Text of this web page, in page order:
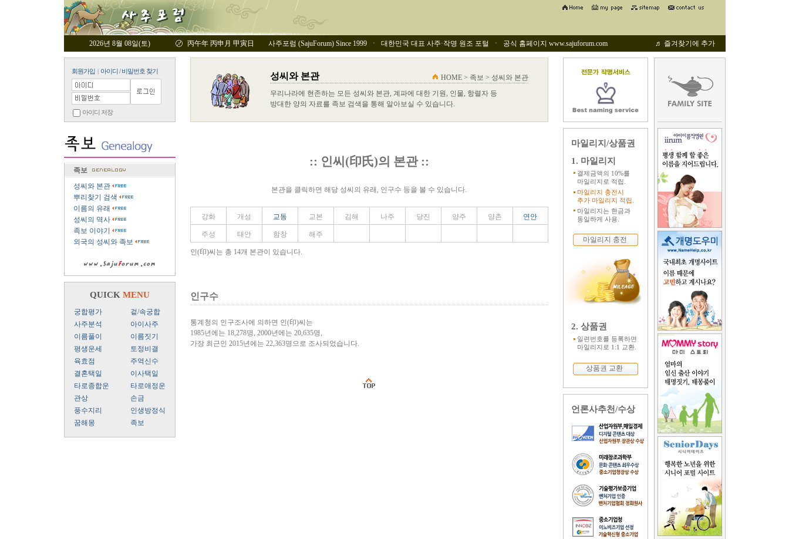
2026년 8월 08일(토) 丙午年 丙申月 甲寅日 사주포럼 (SajuForum) Since 1999 ㆍ 대한민국 대표 사주·작명 원조 포털 ㆍ 공식 홈페이지 www.sajuforum.com ♬ 즐겨찾기에 추가
회원가입| 아이디 / 비밀번호 찾기
아이디 저장
족보
성씨와 본관
뿌리찾기 검색
이름의 유래
성씨의 역사
족보 이야기
외국의 성씨와 족보
QUICK MENU
궁합평가
겉/속궁합
사주분석
아이사주
이름풀이
이름짓기
평생운세
토정비결
육효점
주역신수
결혼택일
이사택일
타로종합운
타로애정운
관상
손금
풍수지리
인생방정식
꿈해몽
족보
성씨와 본관
HOME > 족보 > 성씨와 본관
우리나라에 현존하는 모든 성씨와 본관, 계파에 대한 기원, 인물, 항렬자 등
방대한 양의 자료를 족보 검색을 통해 알아보실 수 있습니다.
:: 인씨(印氏)의 본관 ::
본관을 클릭하면 해당 성씨의 유래, 인구수 등을 볼 수 있습니다.
강화 개성 교동 교본 김해 나주 당진 양주 양촌 연안
주성 태안 함창 해주
인(印)씨는 총 14개 본관이 있습니다.
인구수
통계청의 인구조사에 의하면 인(印)씨는
1985년에는 18,278명, 2000년에는 20,635명,
가장 최근인 2015년에는 22,363명으로 조사되었습니다.
마일리지/상품권
1. 마일리지
결제금액의 10%를
마일리지로 적립.
마일리지 충전시
추가 마일리지 적립.
마일리지는 현금과
동일하게 사용.
마일리지 충전
2. 상품권
일련번호를 등록하면
마일리지로 1:1 교환.
상품권 교환
언론사추천/수상